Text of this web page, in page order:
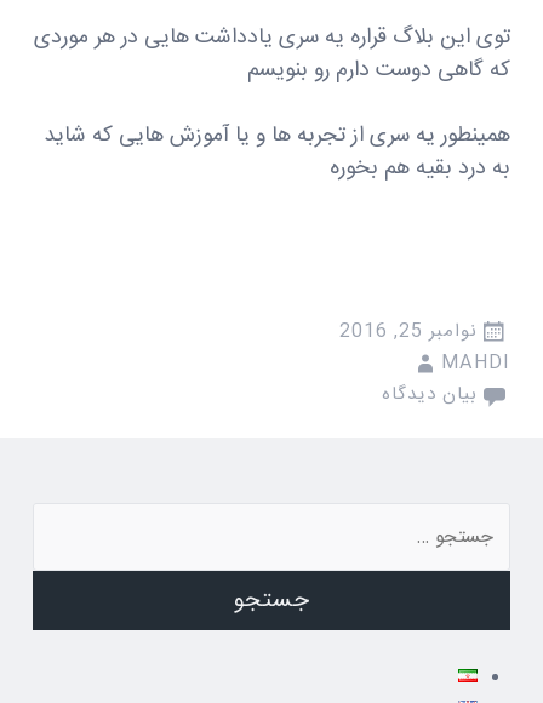
توی این بلاگ قراره یه سری یادداشت هایی در هر موردی
که گاهی دوست دارم رو بنویسم
همینطور یه سری از تجربه ها و یا آموزش هایی که شاید
به درد بقیه هم بخوره
نوامبر 25, 2016
MAHDI
بیان دیدگاه
برای: